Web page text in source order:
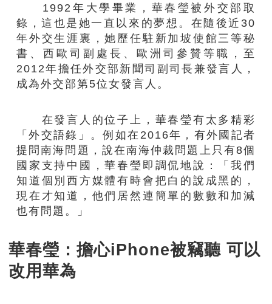
1992年大學畢業，華春瑩被外交部取
錄，這也是她一直以來的夢想。在隨後近30
年外交生涯裏，她歷任駐新加坡使館三等秘
書、西歐司副處長、歐洲司參贊等職，至
2012年擔任外交部新聞司副司長兼發言人，
成為外交部第5位女發言人。
在發言人的位子上，華春瑩有太多精彩
「外交語錄」。例如在2016年，有外國記者
提問南海問題，說在南海仲裁問題上只有8個
國家支持中國，華春瑩即調侃地說：「我們
知道個別西方媒體有時會把白的說成黑的，
現在才知道，他們居然連簡單的數數和加減
也有問題。」
華春瑩：擔心iPhone被竊聽 可以
改用華為